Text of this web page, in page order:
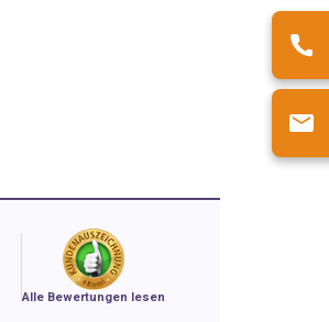
Alle Bewertungen lesen